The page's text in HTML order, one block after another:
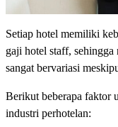
Setiap hotel memiliki
gaji hotel staff,
sangat bervariasi
Berikut beberapa faktor
industri perhotelan: